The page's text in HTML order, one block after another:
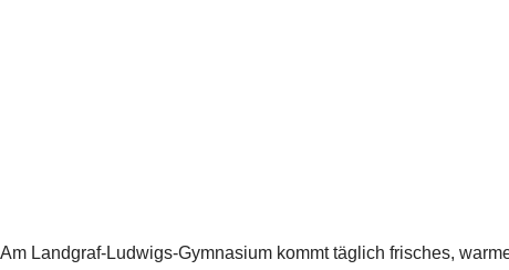
Am Landgraf-Ludwigs-Gymnasium kommt täglich frisches,